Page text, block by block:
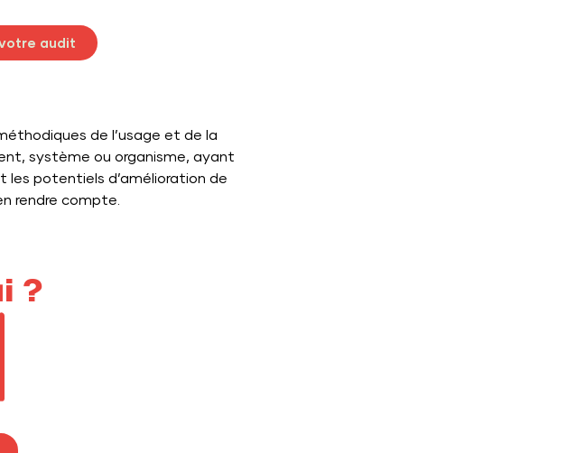
audit
de l’usage et de la
système ou organisme, ayant
les potentiels d’amélioration de
rendre compte.
?